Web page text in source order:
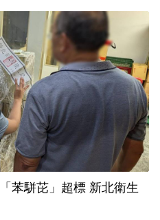
苯駢芘」超標 新北衛生